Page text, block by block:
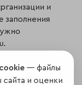
и
заполнения
в
вправе не
cookie — файлы
и оценки